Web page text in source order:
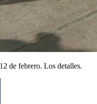
de febrero. Los detalles.